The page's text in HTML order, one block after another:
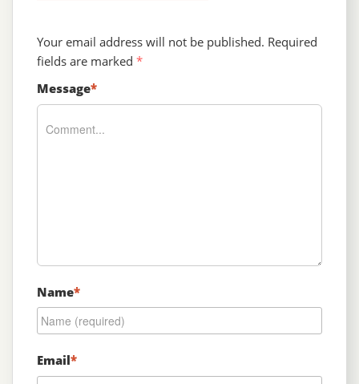
Your email address will not be published. Required
fields are marked *
Message*
Name*
Email*